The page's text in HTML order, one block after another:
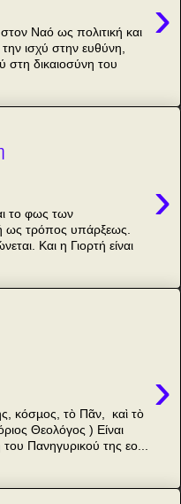
›
Ναό ως πολιτική και
ισχύ στην ευθύνη,
στη δικαιοσύνη του
›
το φως των
ως τρόπος υπάρξεως.
Και η Γιορτή είναι
›
κόσµος, τὸ Πᾶν, καὶ τὸ
Θεολόγος ) Είναι
Πανηγυρικού της εο...